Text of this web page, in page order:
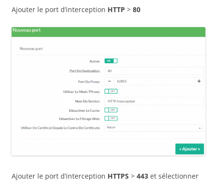
Ajouter le port d’interception HTTP > 80
Ajouter le port d’interception HTTPS > 443 et sélectionner